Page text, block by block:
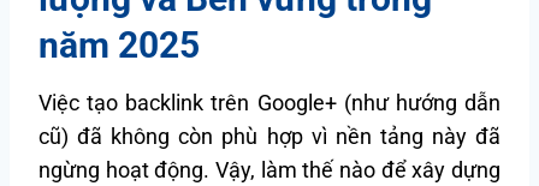
năm 2025
Việc tạo backlink trên Google+ (như hướng dẫn
cũ) đã không còn phù hợp vì nền tảng này đã
ngừng hoạt động. Vậy, làm thế nào để xây dựng